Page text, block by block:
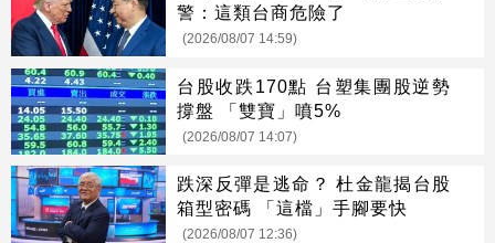
警：這類台商危險了
(2026/08/07 14:59)
台股收跌170點 台塑集團股逆勢
撐盤 「雙寶」噴5%
(2026/08/07 14:07)
跌深反彈是逃命？ 杜金龍揭台股
箱型密碼 「這檔」手腳要快
(2026/08/07 12:36)